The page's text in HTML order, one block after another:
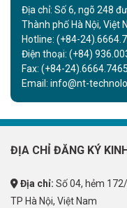
Địa chỉ: Số 6, ngõ 248
Thành phố Hà Nội, Việt
Hotline: (+84-
Điện thoại: (+84)
Fax: (+84-24).6664.7465
Email: info@nt-
ĐỊA CHỈ ĐĂNG KÝ
Địa chỉ: Số 04, hẻm
TP Hà Nội, Việt Nam